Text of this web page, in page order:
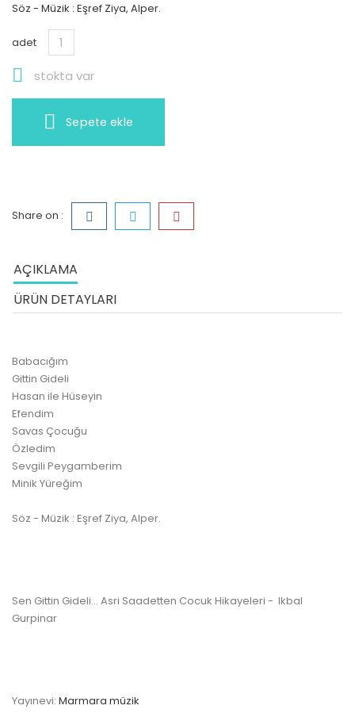
Söz - Müzik : Eşref Ziya, Alper.
adet
 stokta var
Sepete ekle
Share on :
AÇIKLAMA
ÜRÜN DETAYLARI
Babacığım
Gittin Gideli
Hasan ile Hüseyin
Efendim
Savas Çocuğu
Özledim
Sevgili Peygamberim
Minik Yüreğim
Söz - Müzik : Eşref Ziya, Alper.
Sen Gittin Gideli... Asri Saadetten Cocuk Hikayeleri - Ikbal
Gurpinar
Yayınevi: Marmara müzik